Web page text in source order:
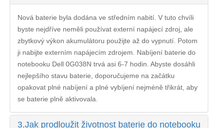
Nová baterie byla dodána ve středním nabití. V tuto chvíli
byste nejdříve neměli používat externí napájecí zdroj, ale
zbytkový výkon akumulátoru použijte až do vypnutí. Potom
ji nabijte externím napájecím zdrojem. Nabíjení baterie do
notebooku Dell 0G038N trvá asi 6-7 hodin. Abyste dosáhli
nejlepšího stavu baterie, doporučujeme na začátku
opakovat plné nabíjení a plné vybíjení nejméně třikrát, aby
se baterie plně aktivovala.
3.Jak prodloužit životnost baterie do notebooku